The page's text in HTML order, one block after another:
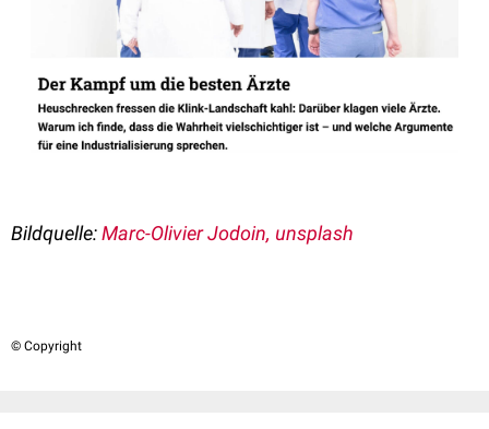
Bildquelle:Marc-Olivier Jodoin, unsplash
© Copyright